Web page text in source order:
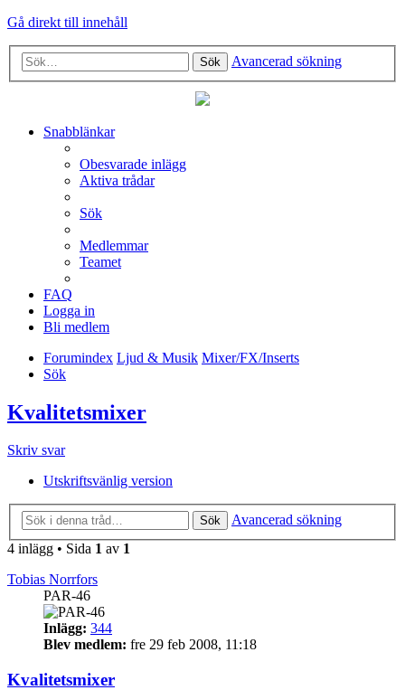
Gå direkt till innehåll
Sök Avancerad sökning
Snabblänkar
Obesvarade inlägg
Aktiva trådar
Sök
Medlemmar
Teamet
FAQ
Logga in
Bli medlem
Forumindex Ljud & Musik Mixer/FX/Inserts
Sök
Kvalitetsmixer
Skriv svar
Utskriftsvänlig version
Sök
Avancerad sökning
4 inlägg • Sida 1 av 1
Tobias Norrfors
PAR-46
Inlägg: 344
Blev medlem: fre 29 feb 2008, 11:18
Kvalitetsmixer